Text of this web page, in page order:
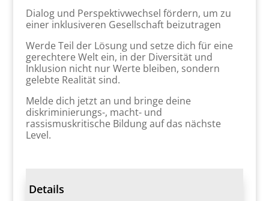
Dialog und Perspektivwechsel fördern, um zu
einer inklusiveren Gesellschaft beizutragen
Werde Teil der Lösung und setze dich für eine
gerechtere Welt ein, in der Diversität und
Inklusion nicht nur Werte bleiben, sondern
gelebte Realität sind.
Melde dich jetzt an und bringe deine
diskriminierungs-, macht- und
rassismuskritische Bildung auf das nächste
Level.
Details